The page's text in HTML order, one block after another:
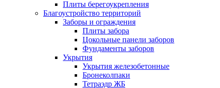
Плиты берегоукрепления
Благоустройство территорий
Заборы и ограждения
Плиты забора
Цокольные панели заборов
Фундаменты заборов
Укрытия
Укрытия железобетонные
Бронеколпаки
Тетраэдр ЖБ